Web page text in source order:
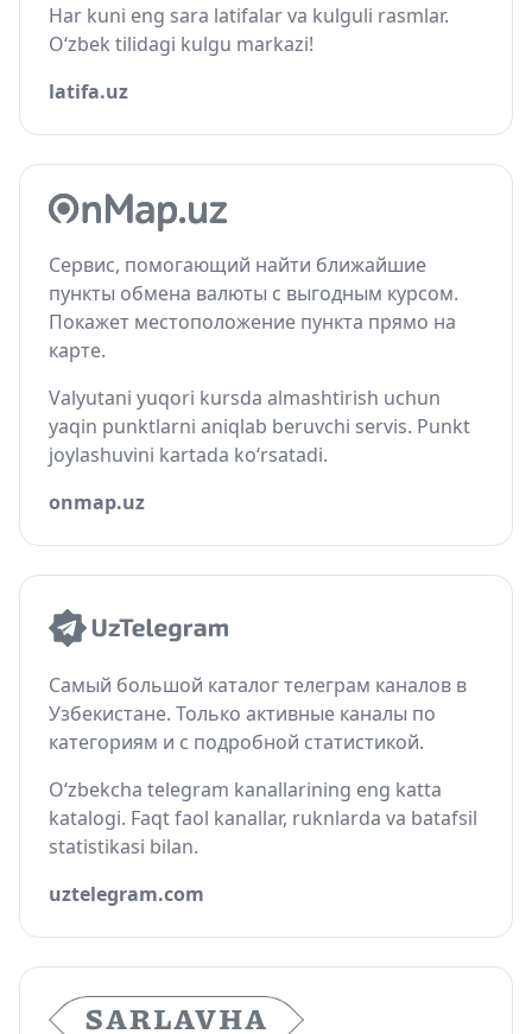
Har kuni eng sara latifalar va kulguli rasmlar.
O‘zbek tilidagi kulgu markazi!
latifa.uz
Сервис, помогающий найти ближайшие
пункты обмена валюты с выгодным курсом.
Покажет местоположение пункта прямо на
карте.
Valyutani yuqori kursda almashtirish uchun
yaqin punktlarni aniqlab beruvchi servis. Punkt
joylashuvini kartada ko‘rsatadi.
onmap.uz
Самый большой каталог телеграм каналов в
Узбекистане. Только активные каналы по
категориям и с подробной статистикой.
O‘zbekcha telegram kanallarining eng katta
katalogi. Faqt faol kanallar, ruknlarda va batafsil
statistikasi bilan.
uztelegram.com